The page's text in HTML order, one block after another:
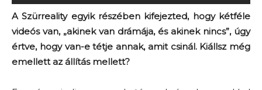
A Szürreality egyik részében kifejezted, hogy kétféle
videós van, „akinek van drámája, és akinek nincs”, úgy
értve, hogy van-e tétje annak, amit csinál. Kiállsz még
emellett az állítás mellett?